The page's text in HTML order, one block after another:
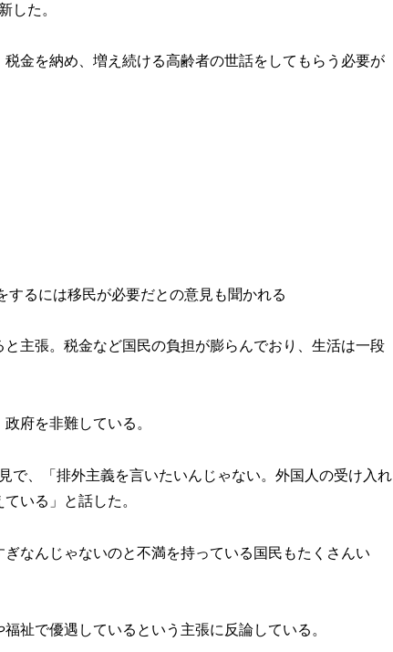
した。
金を納め、増え続ける高齢者の世話をしてもらう必要が
るには移民が必要だとの意見も聞かれる
主張。税金など国民の負担が膨らんでおり、生活は一段
府を非難している。
で、「排外主義を言いたいんじゃない。外国人の受け入れ
いる」と話した。
なんじゃないのと不満を持っている国民もたくさんい
祉で優遇しているという主張に反論している。